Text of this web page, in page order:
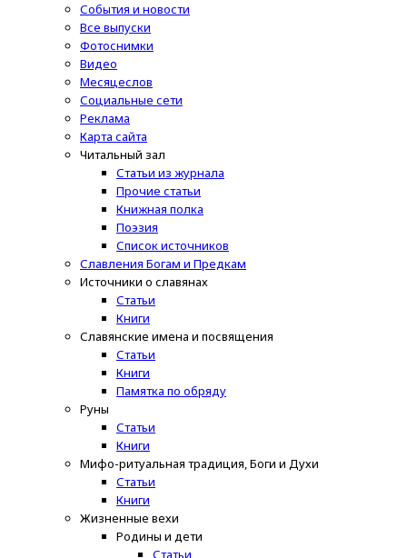
События и новости
Все выпуски
Фотоснимки
Видео
Месяцеслов
Социальные сети
Реклама
Карта сайта
Читальный зал
Статьи из журнала
Прочие статьи
Книжная полка
Поэзия
Список источников
Славления Богам и Предкам
Источники о славянах
Статьи
Книги
Славянские имена и посвящения
Статьи
Книги
Памятка по обряду
Руны
Статьи
Книги
Мифо-ритуальная традиция, Боги и Духи
Статьи
Книги
Жизненные вехи
Родины и дети
Статьи